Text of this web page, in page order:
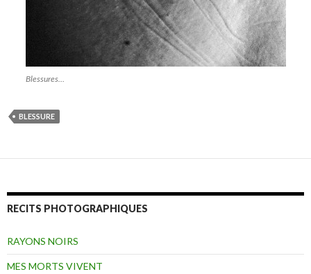
Blessures…
BLESSURE
RECITS PHOTOGRAPHIQUES
RAYONS NOIRS
MES MORTS VIVENT